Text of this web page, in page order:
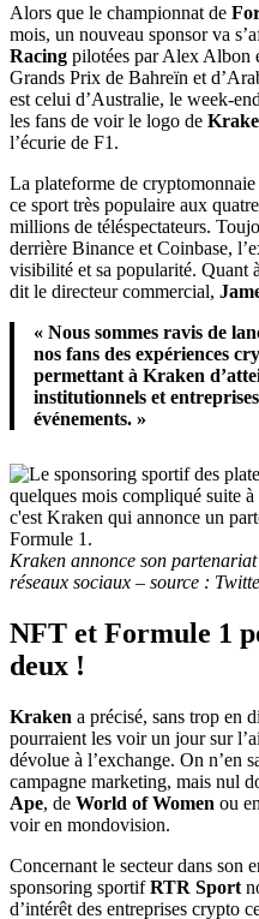
Alors que le championnat de
mois, un nouveau sponsor va
Racing pilotées par Alex Albon
Grands Prix de Bahreïn et
est celui d’Australie, le week-
les fans de voir le logo de
l’écurie de F1.
La plateforme de
ce sport très populaire aux
millions de téléspectateurs.
derrière Binance et Coinbase,
visibilité et sa popularité. Quant à
dit le directeur commercial,
« Nous sommes ravis de
nos fans des expériences
permettant à Kraken
institutionnels et
événements. »
Kraken annonce son
réseaux sociaux – source :
NFT et Formule 1
deux !
Kraken a précisé, sans trop en
pourraient les voir un jour sur
dévolue à l’exchange. On n’en
campagne marketing, mais nul
Ape, de World of Women ou
voir en mondovision.
Concernant le secteur dans son
sponsoring sportifRTR Sport
d’intérêt des entreprises crypto